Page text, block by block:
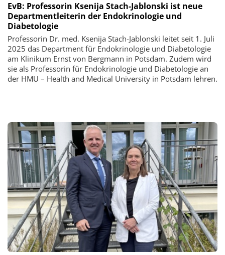
EvB: Professorin Ksenija Stach-Jablonski ist neue
Departmentleiterin der Endokrinologie und
Diabetologie
Professorin Dr. med. Ksenija Stach-Jablonski leitet seit 1. Juli
2025 das Department für Endokrinologie und Diabetologie
am Klinikum Ernst von Bergmann in Potsdam. Zudem wird
sie als Professorin für Endokrinologie und Diabetologie an
der HMU – Health and Medical University in Potsdam lehren.